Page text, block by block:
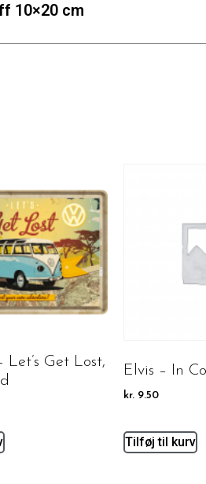
10×20 cm
Let’s Get Lost,
Elvis – In
kr. 9.50
Tilføj til kurv